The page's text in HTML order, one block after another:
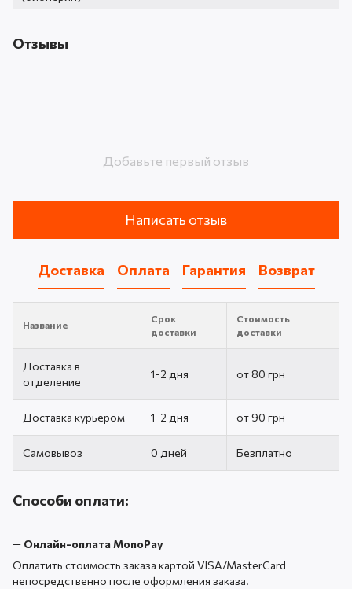
Отзывы
Добавьте первый отзыв
Написать отзыв
Доставка Оплата Гарантия Возврат
Название
Срок
доставки
Стоимость
доставки
Доставка в
отделение
1-2 дня от 80 грн
Доставка курьером 1-2 дня от 90 грн
Самовывоз 0 дней Безплатно
Способи оплати:
— Онлайн-оплата MonoPay
Оплатить стоимость заказа картой VISA/MasterCard
непосредственно после оформления заказа.